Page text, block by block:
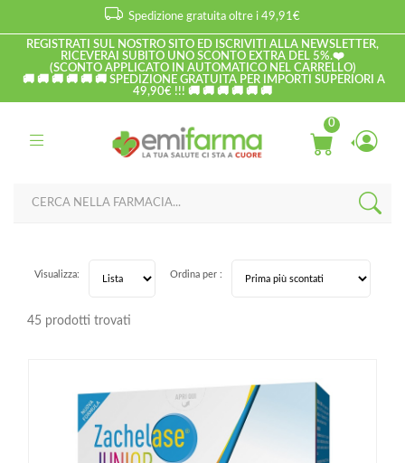
Spedizione gratuita oltre i 49,91€
REGISTRATI SUL NOSTRO SITO ED ISCRIVITI ALLA NEWSLETTER,
RICEVERAI SUBITO UNO SCONTO EXTRA DEL 5%.❤️
(SCONTO APPLICATO IN AUTOMATICO NEL CARRELLO)
🚚 🚚 🚚 🚚 🚚 🚚 SPEDIZIONE GRATUITA PER IMPORTI SUPERIORI A
49,90€ !!! 🚚 🚚 🚚 🚚 🚚 🚚
0
45 prodotti trovati
Visualizza: Ordina per :